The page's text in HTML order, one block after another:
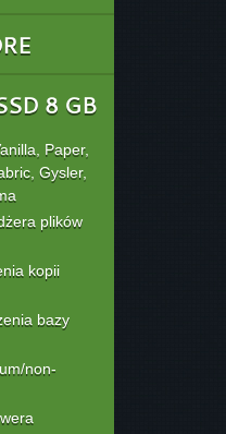
8 GB
Paper,
Gysler,
plików
kopii
bazy
non-